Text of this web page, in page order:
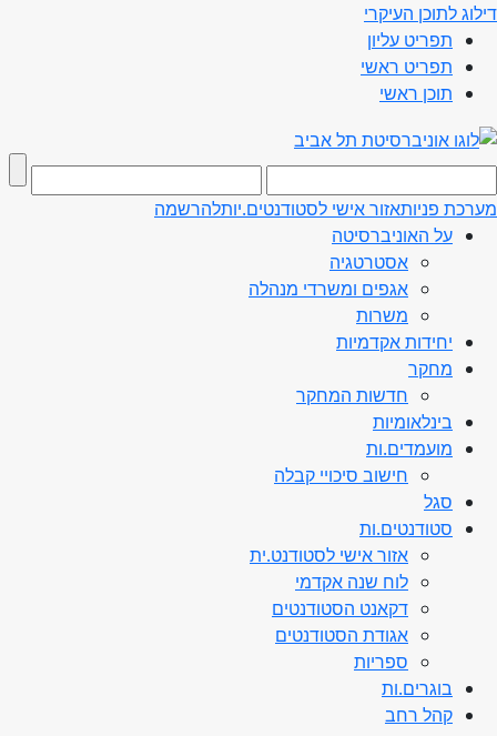
דילוג לתוכן העיקרי
תפריט עליון
תפריט ראשי
תוכן ראשי
מערכת פניותאזור אישי לסטודנטים.יותלהרשמה
על האוניברסיטה
אסטרטגיה
אגפים ומשרדי מנהלה
משרות
יחידות אקדמיות
מחקר
חדשות המחקר
בינלאומיות
מועמדים.ות
חישוב סיכויי קבלה
סגל
סטודנטים.ות
אזור אישי לסטודנט.ית
לוח שנה אקדמי
דקאנט הסטודנטים
אגודת הסטודנטים
ספריות
בוגרים.ות
קהל רחב